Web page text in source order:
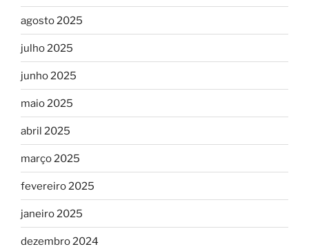
agosto 2025
julho 2025
junho 2025
maio 2025
abril 2025
março 2025
fevereiro 2025
janeiro 2025
dezembro 2024